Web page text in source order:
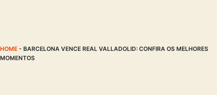
HOME - BARCELONA VENCE REAL VALLADOLID: CONFIRA OS MELHORES
MOMENTOS